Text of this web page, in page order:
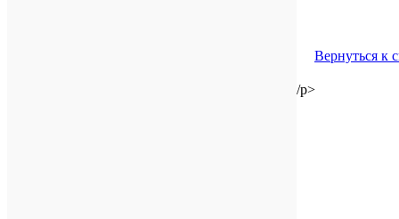
Вернуться к
/p>